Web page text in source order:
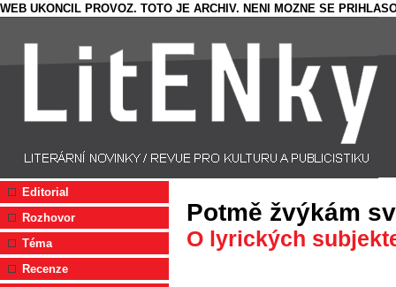
WEB UKONCIL PROVOZ. TOTO JE ARCHIV. NENI MOZNE SE
Editorial
Rozhovor
Téma
Recenze
Potmě žvýkám
O lyrických